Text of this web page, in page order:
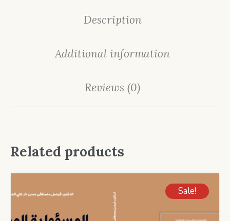
Description
Additional information
Reviews (0)
Related products
Sale!